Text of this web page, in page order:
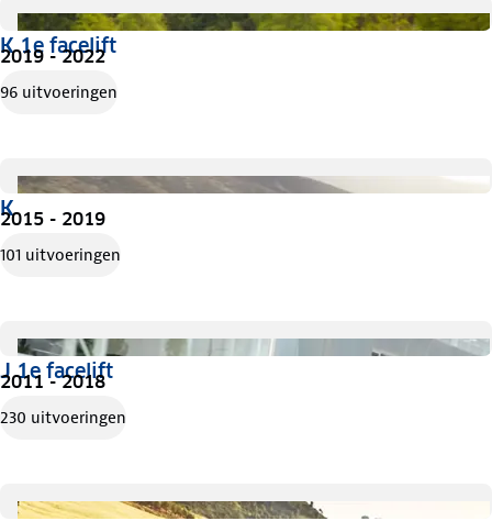
K 1e facelift
2019 - 2022
96 uitvoeringen
K
2015 - 2019
101 uitvoeringen
J 1e facelift
2011 - 2018
230 uitvoeringen